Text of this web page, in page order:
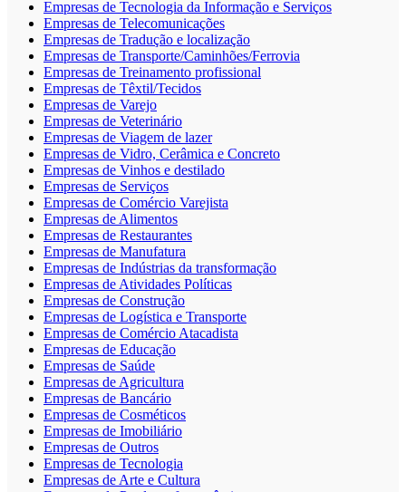
Empresas de Tecnologia da Informação e Serviços
Empresas de Telecomunicações
Empresas de Tradução e localização
Empresas de Transporte/Caminhões/Ferrovia
Empresas de Treinamento profissional
Empresas de Têxtil/Tecidos
Empresas de Varejo
Empresas de Veterinário
Empresas de Viagem de lazer
Empresas de Vidro, Cerâmica e Concreto
Empresas de Vinhos e destilado
Empresas de Serviços
Empresas de Comércio Varejista
Empresas de Alimentos
Empresas de Restaurantes
Empresas de Manufatura
Empresas de Indústrias da transformação
Empresas de Atividades Políticas
Empresas de Construção
Empresas de Logística e Transporte
Empresas de Comércio Atacadista
Empresas de Educação
Empresas de Saúde
Empresas de Agricultura
Empresas de Bancário
Empresas de Cosméticos
Empresas de Imobiliário
Empresas de Outros
Empresas de Tecnologia
Empresas de Arte e Cultura